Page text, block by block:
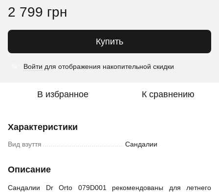
2 799 грн
Купить
Войти для отображения накопительной скидки
В избранное К сравнению
Характеристики
Вид взуття Сандалии
Описание
Сандалии Dr Orto 079D001 рекомендованы для летнего